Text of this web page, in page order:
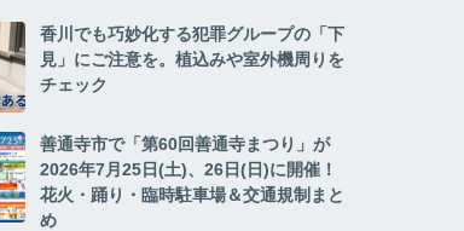
香川でも巧妙化する犯罪グループの「下
見」にご注意を。植込みや室外機周りを
チェック
善通寺市で「第60回善通寺まつり」が
2026年7月25日(土)、26日(日)に開催！
花火・踊り・臨時駐車場＆交通規制まと
め